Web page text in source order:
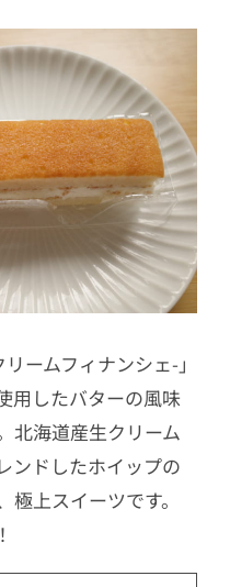
ームフィナンシェ-」
用したバターの風味
北海道産生クリーム
ンドしたホイップの
上スイーツです。